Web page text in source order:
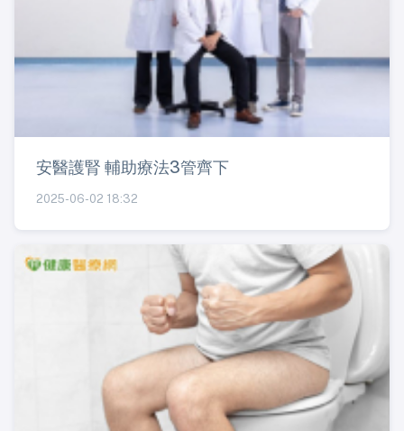
安醫護腎 輔助療法3管齊下
2025-06-02 18:32